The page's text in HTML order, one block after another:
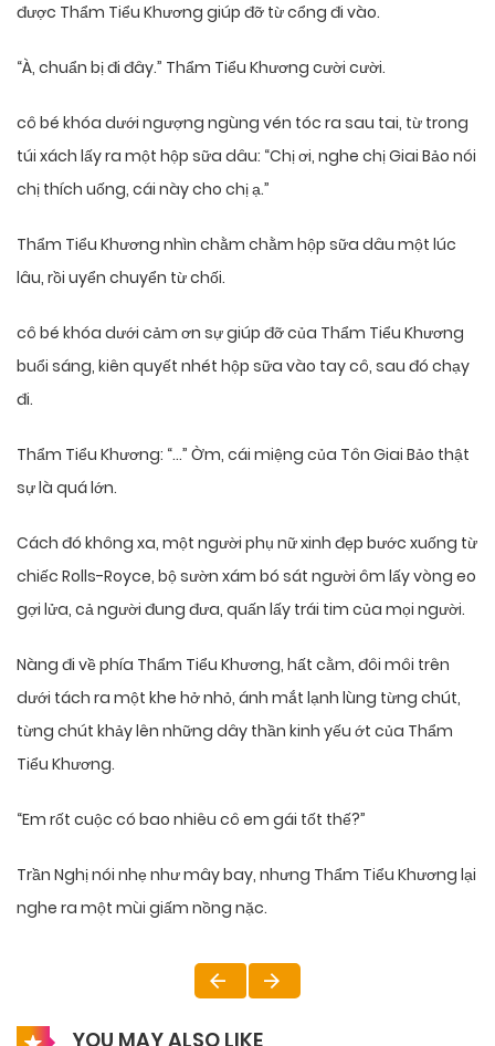
được Thẩm Tiểu Khương giúp đỡ từ cổng đi vào.
“À, chuẩn bị đi đây.” Thẩm Tiểu Khương cười cười.
cô bé khóa dưới ngượng ngùng vén tóc ra sau tai, từ trong
túi xách lấy ra một hộp sữa dâu: “Chị ơi, nghe chị Giai Bảo nói
chị thích uống, cái này cho chị ạ.”
Thẩm Tiểu Khương nhìn chằm chằm hộp sữa dâu một lúc
lâu, rồi uyển chuyển từ chối.
cô bé khóa dưới cảm ơn sự giúp đỡ của Thẩm Tiểu Khương
buổi sáng, kiên quyết nhét hộp sữa vào tay cô, sau đó chạy
đi.
Thẩm Tiểu Khương: “…” Ờm, cái miệng của Tôn Giai Bảo thật
sự là quá lớn.
Cách đó không xa, một người phụ nữ xinh đẹp bước xuống từ
chiếc Rolls-Royce, bộ sườn xám bó sát người ôm lấy vòng eo
gợi lửa, cả người đung đưa, quấn lấy trái tim của mọi người.
Nàng đi về phía Thẩm Tiểu Khương, hất cằm, đôi môi trên
dưới tách ra một khe hở nhỏ, ánh mắt lạnh lùng từng chút,
từng chút khảy lên những dây thần kinh yếu ớt của Thẩm
Tiểu Khương.
“Em rốt cuộc có bao nhiêu cô em gái tốt thế?”
Trần Nghị nói nhẹ như mây bay, nhưng Thẩm Tiểu Khương lại
nghe ra một mùi giấm nồng nặc.
YOU MAY ALSO LIKE